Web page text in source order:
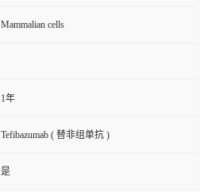
Mammalian cells
1年
Tefibazumab ( 替非组单抗 )
是